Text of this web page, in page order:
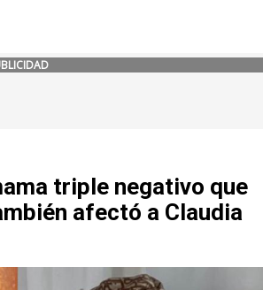
triple negativo que
afectó a Claudia